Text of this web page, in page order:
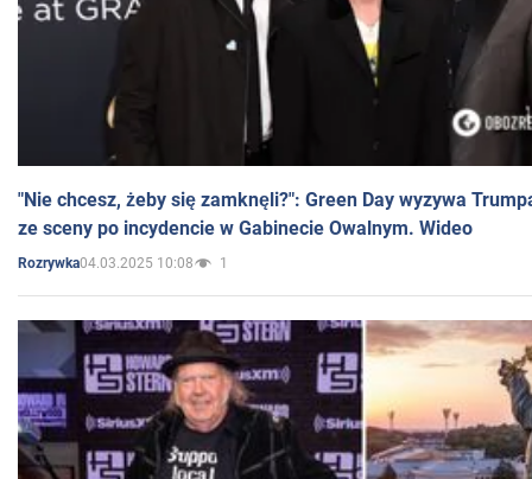
"Nie chcesz, żeby się zamknęli?": Green Day wyzywa
ze sceny po incydencie w Gabinecie Owalnym. Wideo
Rozrywka04.03.2025 10:08 1